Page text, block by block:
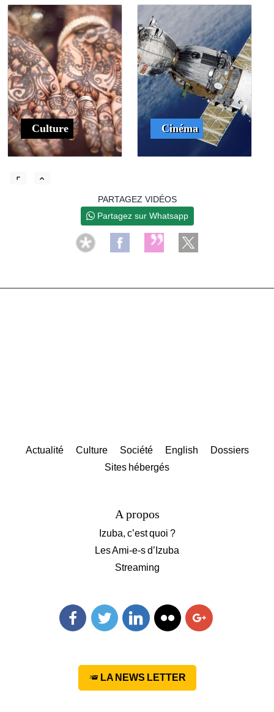
Culture Cinéma
PARTAGEZ VIDÉOS
Partagez sur Whatsapp
Actualité Culture Société English
Dossiers
Sites hébergés
A propos
Izuba, c’est quoi ?
Les Ami-e-s d’Izuba
Streaming
LA NEWS LETTER